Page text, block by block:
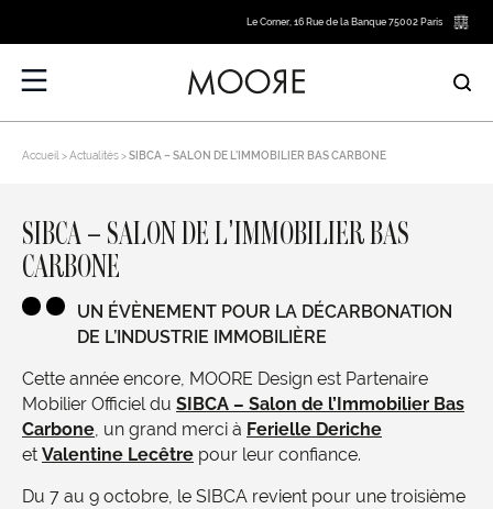
Le Corner, 16 Rue de la Banque 75002 Paris
Accueil Actualités SIBCA – SALON DE L’IMMOBILIER BAS CARBONE
SIBCA – SALON DE L’IMMOBILIER BAS
CARBONE
UN ÉVÈNEMENT POUR LA DÉCARBONATION
DE L’INDUSTRIE IMMOBILIÈRE
Cette année encore, MOORE Design est Partenaire
Mobilier Officiel du SIBCA – Salon de l’Immobilier Bas
Carbone, un grand merci à Ferielle Deriche
et Valentine Lecêtre pour leur confiance.
Du 7 au 9 octobre, le SIBCA revient pour une troisième